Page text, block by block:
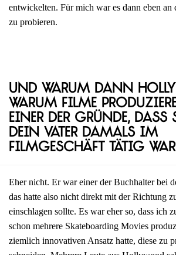
entwickelten. Für mich war es dann eben an
zu probieren.
Und warum dann
Warum Filme
einer der Gründe,
dein Vater damals im
Filmgeschäft tätig
Eher nicht. Er war einer der Buchhalter bei
das hatte also nicht direkt mit der Richtung
einschlagen sollte. Es war eher so, dass ich
schon mehrere Skateboarding Movies
ziemlich innovativen Ansatz hatte, diese zu